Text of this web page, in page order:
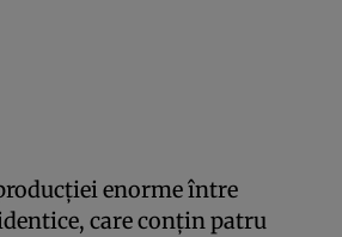
enorme între
care conţin patru